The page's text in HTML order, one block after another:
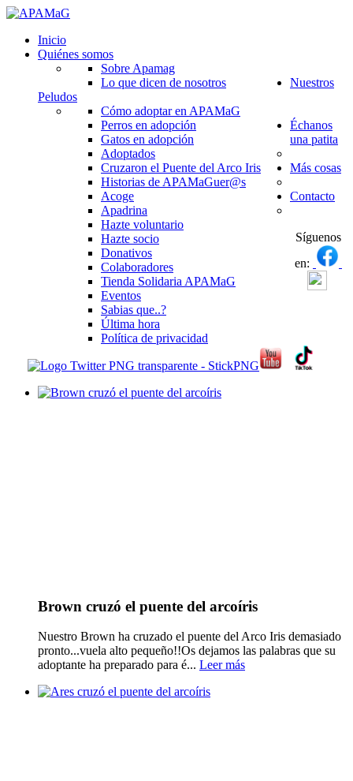
Inicio
Quiénes somos
Sobre Apamag
Lo que dicen de nosotros
Nuestros
Peludos
Cómo adoptar en APAMaG
Perros en adopción
Gatos en adopción
Adoptados
Cruzaron el Puente del Arco Iris
Historias de APAMaGuer@s
Échanos
una patita
Acoge
Apadrina
Hazte voluntario
Hazte socio
Donativos
Colaboradores
Más cosas
Tienda Solidaria APAMaG
Eventos
Sabias que..?
Última hora
Contacto
Política de privacidad
Síguenos
en:
Brown cruzó el puente del arcoíris
Nuestro Brown ha cruzado el puente del Arco Iris demasiado
pronto...vuela alto pequeño!!Os dejamos las palabras que su
adoptante ha preparado para é... Leer más